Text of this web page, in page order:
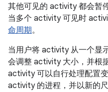
其他可见的 activity 都会暂
当多个 activity 可见时
命周期。
当用户将 activity 从一个显
会调整 activity 大小，并根
activity 可以自行处理配置
activity 的进程，并以新的